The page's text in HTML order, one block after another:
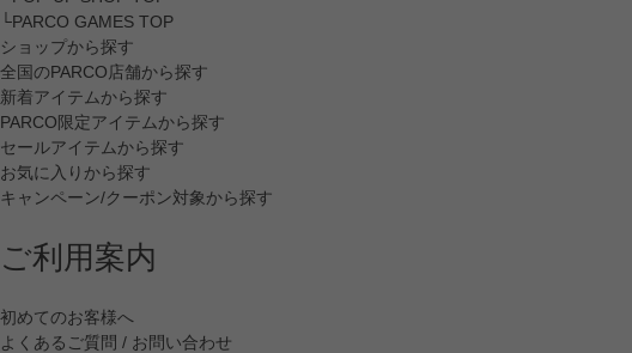
└PARCO GAMES TOP
ショップから探す
全国のPARCO店舗から探す
新着アイテムから探す
PARCO限定アイテムから探す
セールアイテムから探す
お気に入りから探す
キャンペーン/クーポン対象から探す
ご利用案内
初めてのお客様へ
よくあるご質問 / お問い合わせ